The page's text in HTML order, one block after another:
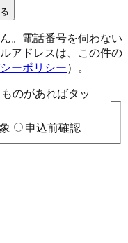
。電話番号を伺わない
アドレスは、この件の
ーポリシー）。
のがあればタッ
申込前確認